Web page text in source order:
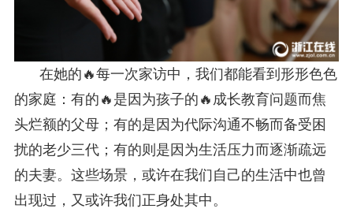
在她的🔥每一次家访中，我们都能看到形形色色
的家庭：有的🔥是因为孩子的🔥成长教育问题而焦
头烂额的父母；有的是因为代际沟通不畅而备受困
扰的老少三代；有的则是因为生活压力而逐渐疏远
的夫妻。这些场景，或许在我们自己的生活中也曾
出现过，又或许我们正身处其中。